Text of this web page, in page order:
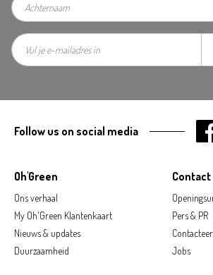
Oh'Green
Ons verhaal
My Oh'Green Klantenkaart
Nieuws & updates
Duurzaamheid
Contact
Pers & PR
Jobs
Follow us on social media